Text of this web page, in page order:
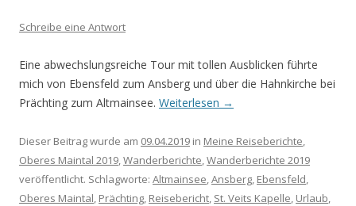
Schreibe eine Antwort
Eine abwechslungsreiche Tour mit tollen Ausblicken führte
mich von Ebensfeld zum Ansberg und über die Hahnkirche bei
Prächting zum Altmainsee. Weiterlesen →
Dieser Beitrag wurde am 09.04.2019 in Meine Reiseberichte,
Oberes Maintal 2019,Wanderberichte,Wanderberichte 2019
veröffentlicht. Schlagworte: Altmainsee,Ansberg, Ebensfeld,
Oberes Maintal, Prächting, Reisebericht, St. Veits Kapelle, Urlaub,